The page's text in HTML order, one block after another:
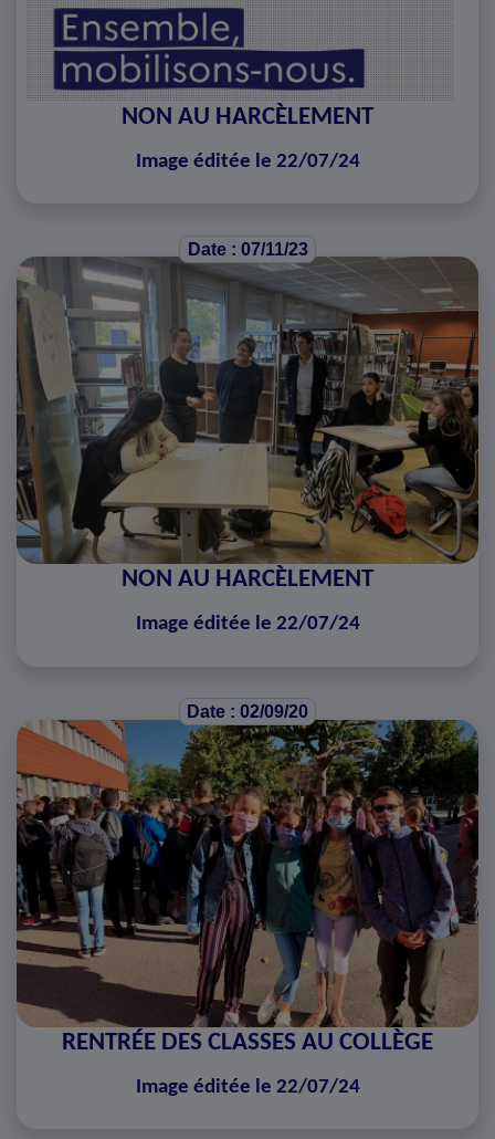
NON AU HARCÈLEMENT
Image éditée le 22/07/24
Date : 07/11/23
NON AU HARCÈLEMENT
Image éditée le 22/07/24
Date : 02/09/20
RENTRÉE DES CLASSES AU COLLÈGE
Image éditée le 22/07/24